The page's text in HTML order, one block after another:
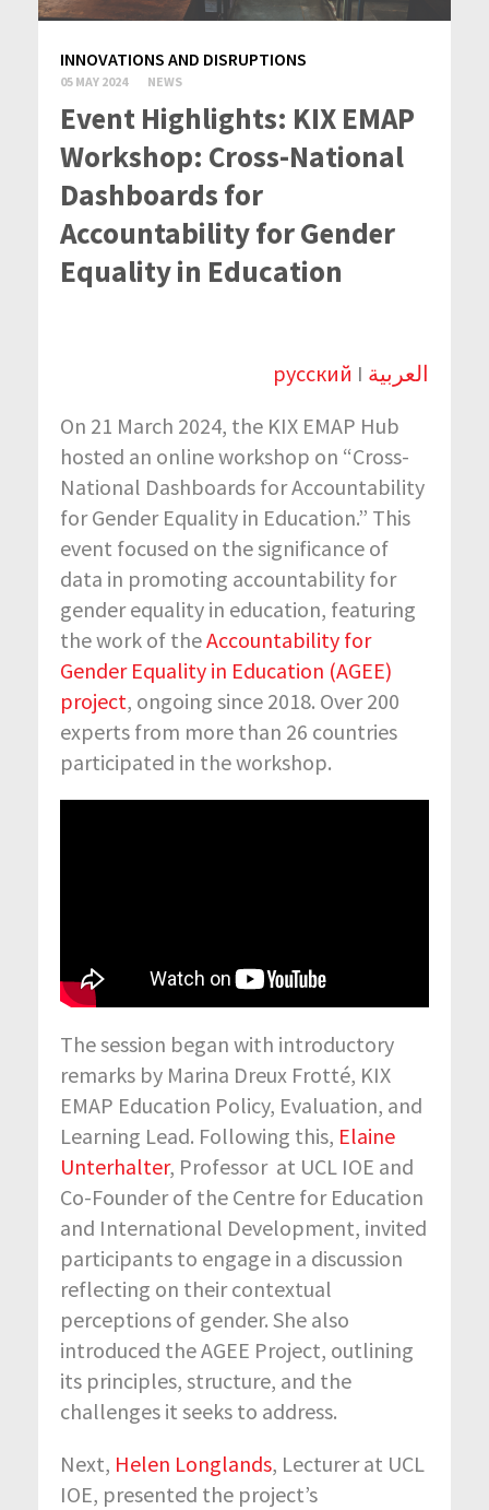
INNOVATIONS AND DISRUPTIONS
05 MAY 2024 NEWS
Event Highlights: KIX EMAP
Workshop: Cross-National
Dashboards for
Accountability for Gender
Equality in Education
русский I العربية
On 21 March 2024, the KIX EMAP Hub
hosted an online workshop on “Cross-
National Dashboards for Accountability
for Gender Equality in Education.” This
event focused on the significance of
data in promoting accountability for
gender equality in education, featuring
the work of theAccountability for
Gender Equality in Education (AGEE)
project, ongoing since 2018. Over 200
experts from more than 26 countries
participated in the workshop.
The session began with introductory
remarks by Marina Dreux Frotté, KIX
EMAP Education Policy, Evaluation, and
Learning Lead. Following this, Elaine
Unterhalter, Professor at UCL IOE and
Co-Founder of the Centre for Education
and International Development, invited
participants to engage in a discussion
reflecting on their contextual
perceptions of gender. She also
introduced the AGEE Project, outlining
its principles, structure, and the
challenges it seeks to address.
Next, Helen Longlands, Lecturer at UCL
IOE, presented the project’s